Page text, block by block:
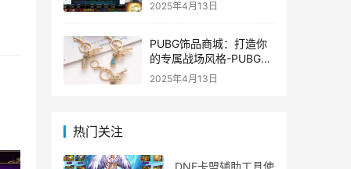
2025年4月13日
PUBG饰品商城：打造你
的专属战场风格-PUBG游
戏内饰品购买指南
2025年4月13日
热门关注
DNF卡盟辅助工具使